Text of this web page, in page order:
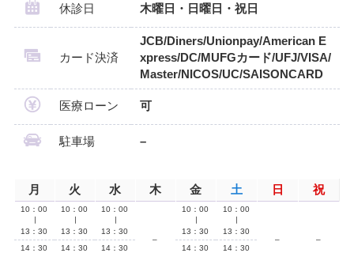
休診日 木曜日・日曜日・祝日
カード決済
JCB/Diners/Unionpay/American E
xpress/DC/MUFGカード/UFJ/VISA/
Master/NICOS/UC/SAISONCARD
医療ローン 可
駐車場 –
月 火 水 木 金 土 日 祝
10：00
13：30
10：00
13：30
10：00
13：30
–
10：00
13：30
10：00
13：30
–
–
14：30
14：30
14：30
14：30
14：30